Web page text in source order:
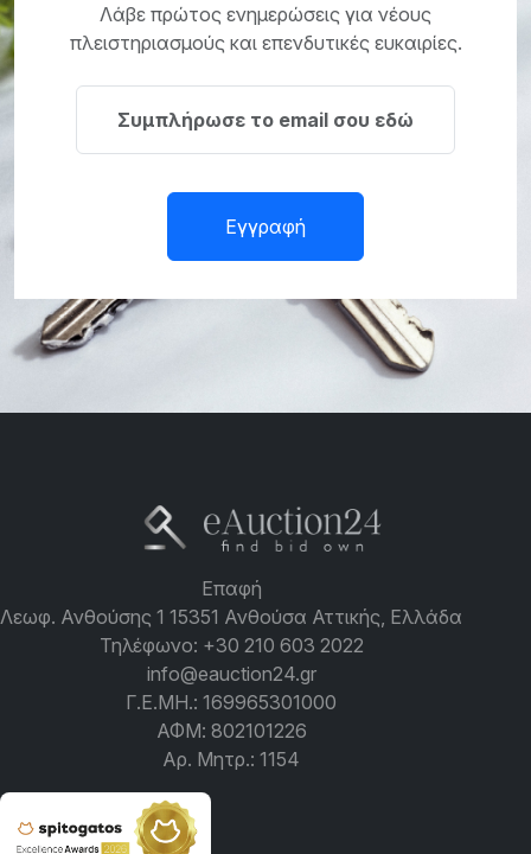
Λάβε πρώτος ενημερώσεις για νέους
πλειστηριασμούς και επενδυτικές ευκαιρίες.
Εγγραφή
Επαφή
Λεωφ. Ανθούσης 1 15351 Ανθούσα Αττικής, Ελλάδα
Τηλέφωνο: +30 210 603 2022
info@eauction24.gr
Γ.Ε.ΜΗ.: 169965301000
ΑΦΜ: 802101226
Αρ. Μητρ.: 1154